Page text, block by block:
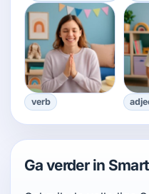
verb
Ga verder in